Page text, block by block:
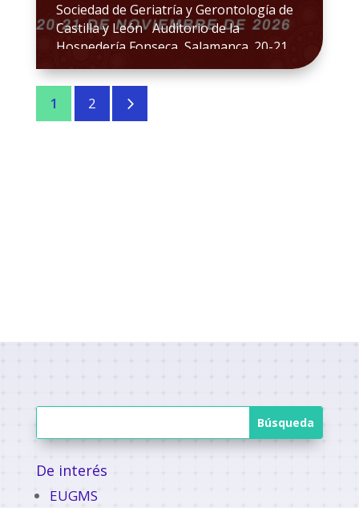
Sociedad de Geriatría y Gerontología de
Castilla y León Auditorio de la
Hospedería Fonseca, Salamanca. 20-21
de noviembre de 2026. Website del
Congreso Programa Inscripciones
Secretaría
Técnica: info@bsj.plus / david@bsj.plus
1 2 5
De interés
EUGMS